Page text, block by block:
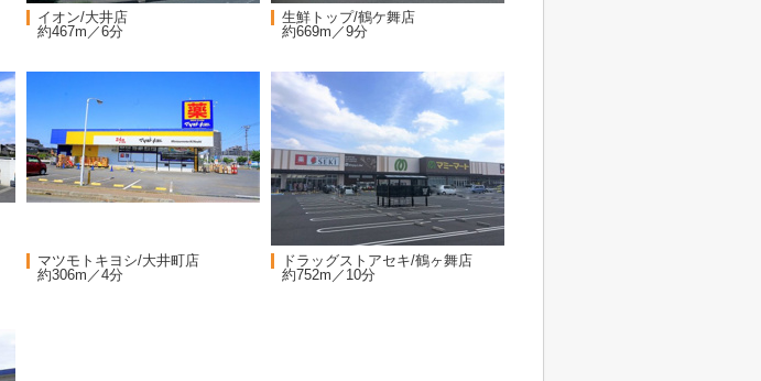
イオン/大井店
約467m／6分
生鮮トップ/鶴ケ舞店
約669m／9分
マツモトキヨシ/大井町店
約306m／4分
ドラッグストアセキ/鶴ヶ舞店
約752m／10分